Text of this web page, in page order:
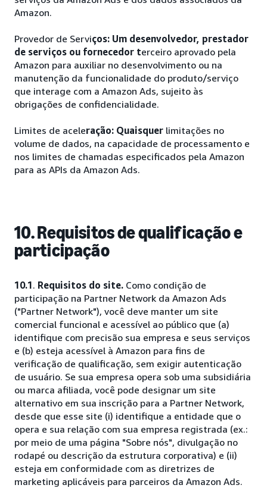
Amazon.
Provedor de Serviços: Um desenvolvedor, prestador
de serviços ou fornecedor terceiro aprovado pela
Amazon para auxiliar no desenvolvimento ou na
manutenção da funcionalidade do produto/serviço
que interage com a Amazon Ads, sujeito às
obrigações de confidencialidade.
Limites de aceleração: Quaisquer limitações no
volume de dados, na capacidade de processamento e
nos limites de chamadas especificados pela Amazon
para as APIs da Amazon Ads.
10. Requisitos de qualificação e
participação
10.1. Requisitos do site. Como condição de
participação na Partner Network da Amazon Ads
("Partner Network"), você deve manter um site
comercial funcional e acessível ao público que (a)
identifique com precisão sua empresa e seus serviços
e (b) esteja acessível à Amazon para fins de
verificação de qualificação, sem exigir autenticação
de usuário. Se sua empresa opera sob uma subsidiária
ou marca afiliada, você pode designar um site
alternativo em sua inscrição para a Partner Network,
desde que esse site (i) identifique a entidade que o
opera e sua relação com sua empresa registrada (ex.:
por meio de uma página "Sobre nós", divulgação no
rodapé ou descrição da estrutura corporativa) e (ii)
esteja em conformidade com as diretrizes de
marketing aplicáveis para parceiros da Amazon Ads.